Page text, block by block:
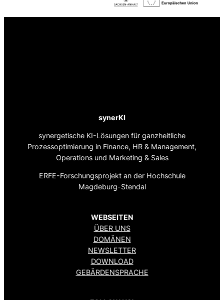
synerKI
synergetische KI-Lösungen für ganzheitliche
Prozessoptimierung in Finance, HR & Management,
Operations und Marketing & Sales
ERFE-Forschungsprojekt an der Hochschule
Magdeburg-Stendal
WEBSEITEN
ÜBER UNS
DOMÄNEN
NEWSLETTER
DOWNLOAD
GEBÄRDENSPRACHE